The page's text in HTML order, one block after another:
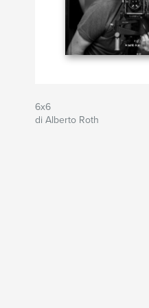
6x6
di Alberto Roth